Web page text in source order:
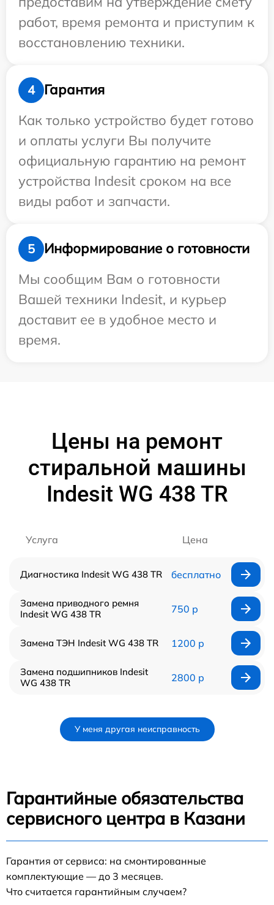
работ, время ремонта и приступим к
восстановлению техники.
4
Гарантия
Как только устройство будет готово
и оплаты услуги Вы получите
официальную гарантию на ремонт
устройства Indesit сроком на все
виды работ и запчасти.
5
Информирование о готовности
Мы сообщим Вам о готовности
Вашей техники Indesit, и курьер
доставит ее в удобное место и
время.
Цены на ремонт
стиральной машины
Indesit WG 438 TR
Услуга Цена
Диагностика Indesit WG 438 TR бесплатно
Замена приводного ремня
Indesit WG 438 TR
750 р
Замена ТЭН Indesit WG 438 TR 1200 р
Замена подшипников Indesit
WG 438 TR
2800 р
У меня другая неисправность
Гарантийные обязательства
сервисного центра в Казани
Гарантия от сервиса: на смонтированные
комплектующие — до 3 месяцев.
Что считается гарантийным случаем?